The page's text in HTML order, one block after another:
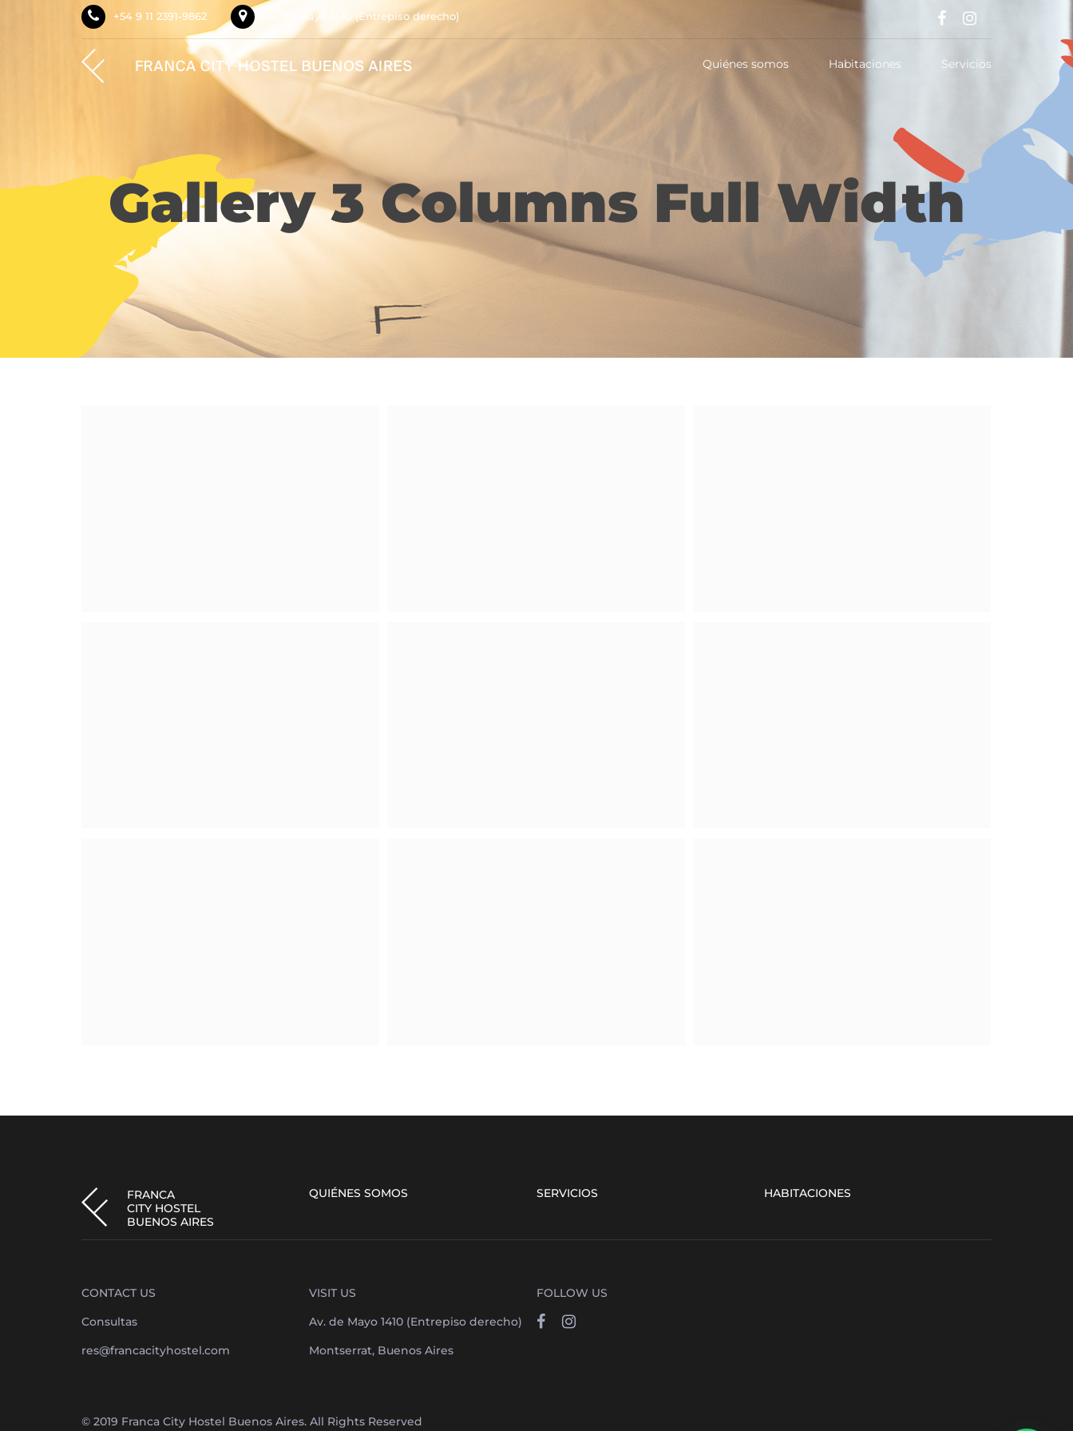
+54 9 11 2391-9862 Av. de Mayo 1410 (Entrepiso derecho)
Quiénes somos Habitaciones Servicios
Gallery 3 Columns Full Width
FRANCA
CITY HOSTEL
BUENOS AIRES
QUIÉNES SOMOS SERVICIOS HABITACIONES
CONTACT US
Consultas
res@francacityhostel.com
VISIT US
Av. de Mayo 1410 (Entrepiso derecho)
Montserrat, Buenos Aires
FOLLOW US
© 2019 Franca City Hostel Buenos Aires. All Rights Reserved